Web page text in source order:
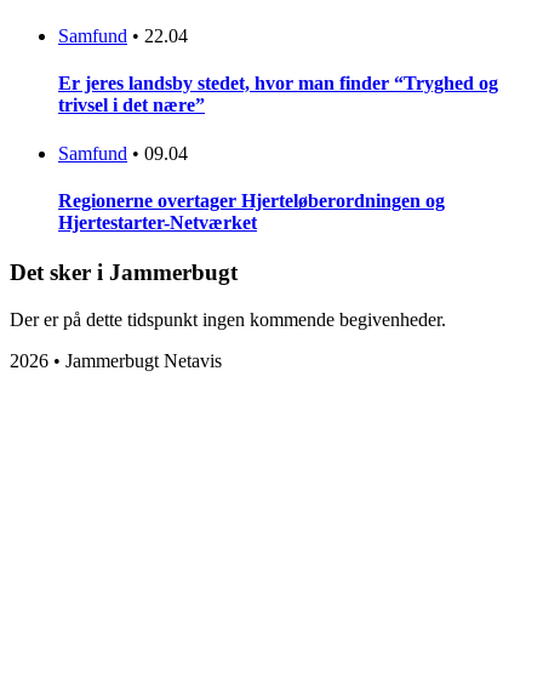
Samfund • 22.04
Er jeres landsby stedet, hvor man finder “Tryghed og
trivsel i det nære”
Samfund • 09.04
Regionerne overtager Hjerteløberordningen og
Hjertestarter-Netværket
Det sker i Jammerbugt
Der er på dette tidspunkt ingen kommende begivenheder.
2026 • Jammerbugt Netavis